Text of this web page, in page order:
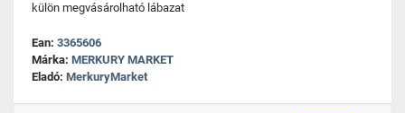
külön megvásárolható lábazat
Ean: 3365606
Márka: MERKURY MARKET
Eladó: MerkuryMarket